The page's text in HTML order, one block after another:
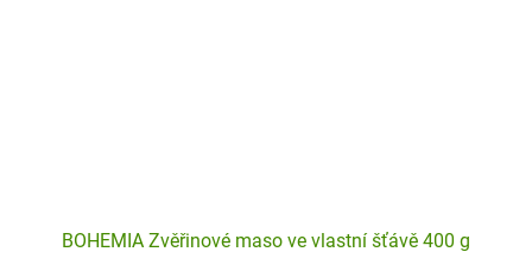
BOHEMIA Zvěřinové maso ve vlastní šťávě 400 g